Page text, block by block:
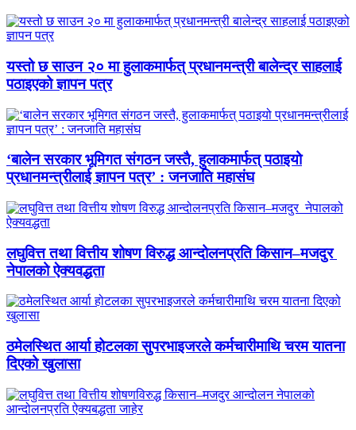
यस्तो छ साउन २० मा हुलाकमार्फत् प्रधानमन्त्री बालेन्द्र साहलाई
पठाइएको ज्ञापन पत्र
‘बालेन सरकार भूमिगत संगठन जस्तै, हुलाकमार्फत् पठाइयो
प्रधानमन्त्रीलाई ज्ञापन पत्र’ : जनजाति महासंघ
लघुवित्त तथा वित्तीय शोषण विरुद्ध आन्दोलनप्रति किसान–मजदुर
नेपालको ऐक्यवद्धता
ठमेलस्थित आर्या होटलका सुपरभाइजरले कर्मचारीमाथि चरम यातना
दिएको खुलासा